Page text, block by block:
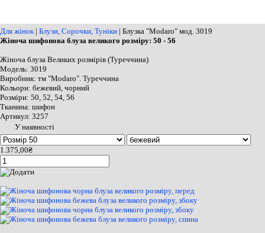
Для жінок| Блузи, Сорочки, Туніки | Блузка "Modaro" мод. 3019
Жіноча шифонова блуза великого розміру: 50 - 56
Жіноча блуза Великих розмірів (Туреччина)
Модель: 3019
Виробник: тм "Modaro". Туреччина
Кольори: бежевий, чорний
Розміри: 50, 52, 54, 56
Тканина: шифон
Артикул: 3257
У наявності
1.375,00₴